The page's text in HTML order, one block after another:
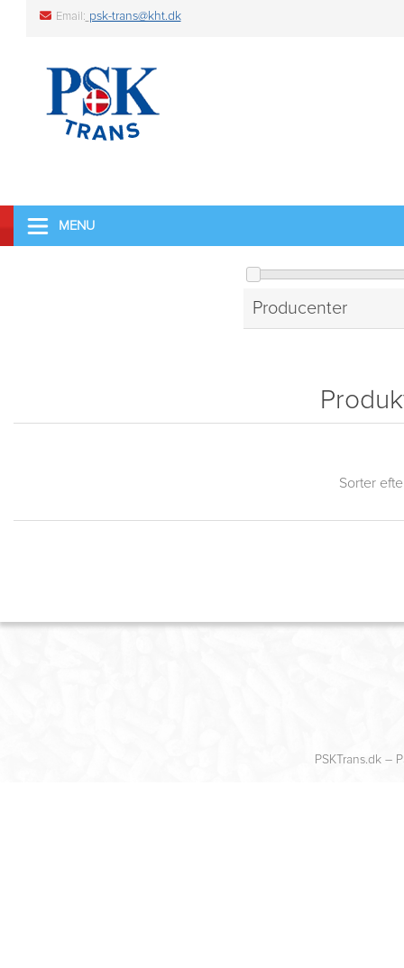
Email: psk-trans@kht.dk
MENU
Producenter
Sorter
PSKTrans.dk –